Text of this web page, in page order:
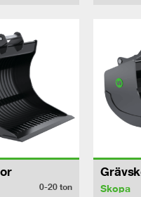
0-20ton Skopa